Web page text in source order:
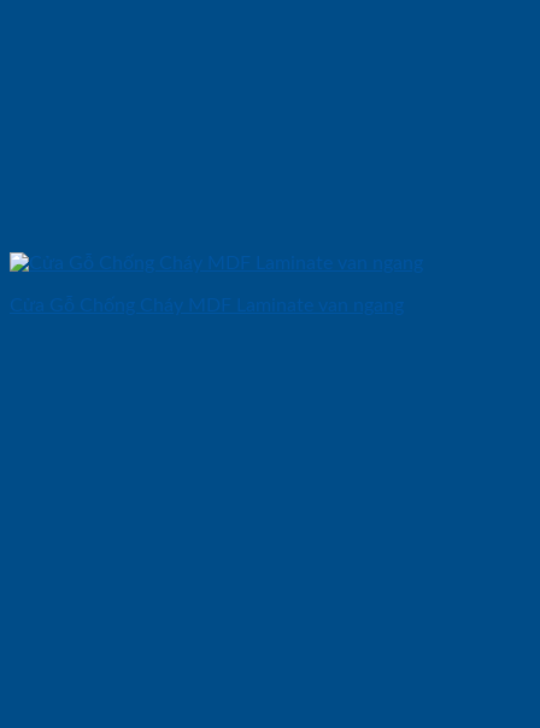
Cửa Gỗ Chống Cháy MDF Laminate van ngang